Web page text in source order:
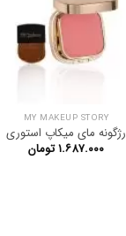
MY MAKEUP STORY
رژگونه مای میکاپ استوری
۱.۶۸۷.۰۰۰تومان